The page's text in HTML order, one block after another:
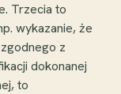
Trzecia to
wykazanie, że
z
dokonanej
to